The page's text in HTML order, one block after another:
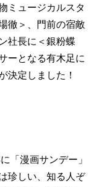
ミュージカルスタ
徹＞、門前の宿敵
社長に＜銀粉蝶
ーとなる有木足に
決定しました！
「漫画サンデー」
珍しい、知る人ぞ